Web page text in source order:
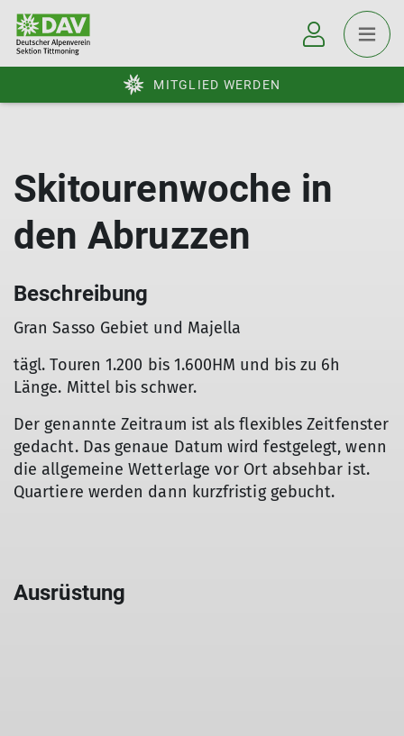
MITGLIED WERDEN
Skitourenwoche in
den Abruzzen
Beschreibung
Gran Sasso Gebiet und Majella
tägl. Touren 1.200 bis 1.600HM und bis zu 6h
Länge. Mittel bis schwer.
Der genannte Zeitraum ist als flexibles Zeitfenster
gedacht. Das genaue Datum wird festgelegt, wenn
die allgemeine Wetterlage vor Ort absehbar ist.
Quartiere werden dann kurzfristig gebucht.
Ausrüstung